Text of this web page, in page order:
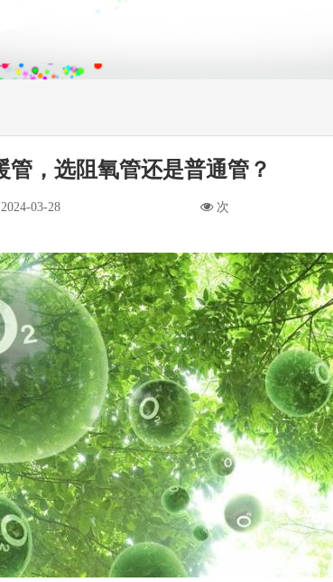
管，选阻氧管还是普通管？
03-28 次